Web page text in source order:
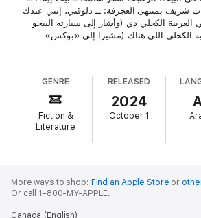
شريف بمنتهى العجرفة: ــ دلوقتي، إنتي عندك
العربية الكحلي دي (وأشار إلى سيارته البيجو
الكحلي اللي هناك (مشيرا إلى «بوكس»
GENRE
Fiction &
Literature
RELEASED
2024
October 1
More ways to shop: Find an Apple Store or
Or call 1-800-MY-APPLE.
Canada (English)